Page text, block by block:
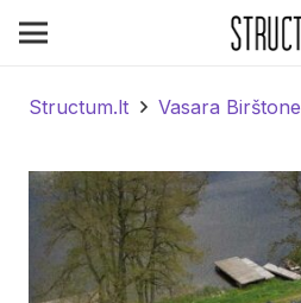
Structum.lt Vasara Birštone